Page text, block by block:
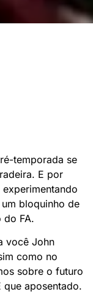
temporada se
E por
bloquinho de
do FA.
você John
como no
sobre o futuro
que aposentado.